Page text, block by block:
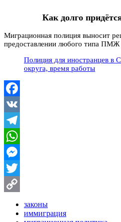
Как долго
Миграционная полиция выносит
предоставлении любого типа ПМЖ
Полиция для иностранцев в
округа, время работы
Facebook
VK
Telegram
WhatsApp
Messenger
Twitter
Link
законы
иммиграция